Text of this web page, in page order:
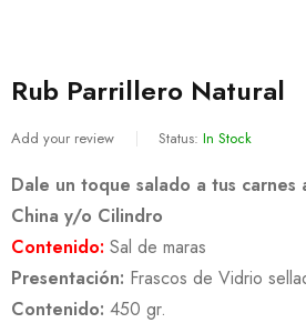
Rub Parrillero Natural
Add your review Status: In Stock
Dale un toque salado a tus carnes
China y/o Cilindro
Contenido: Sal de maras
Presentación: Frascos de Vidrio
Contenido: 450 gr.